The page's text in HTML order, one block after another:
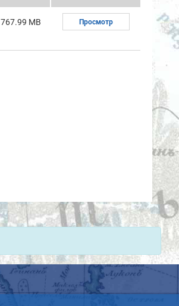
767.99 MB Просмотр